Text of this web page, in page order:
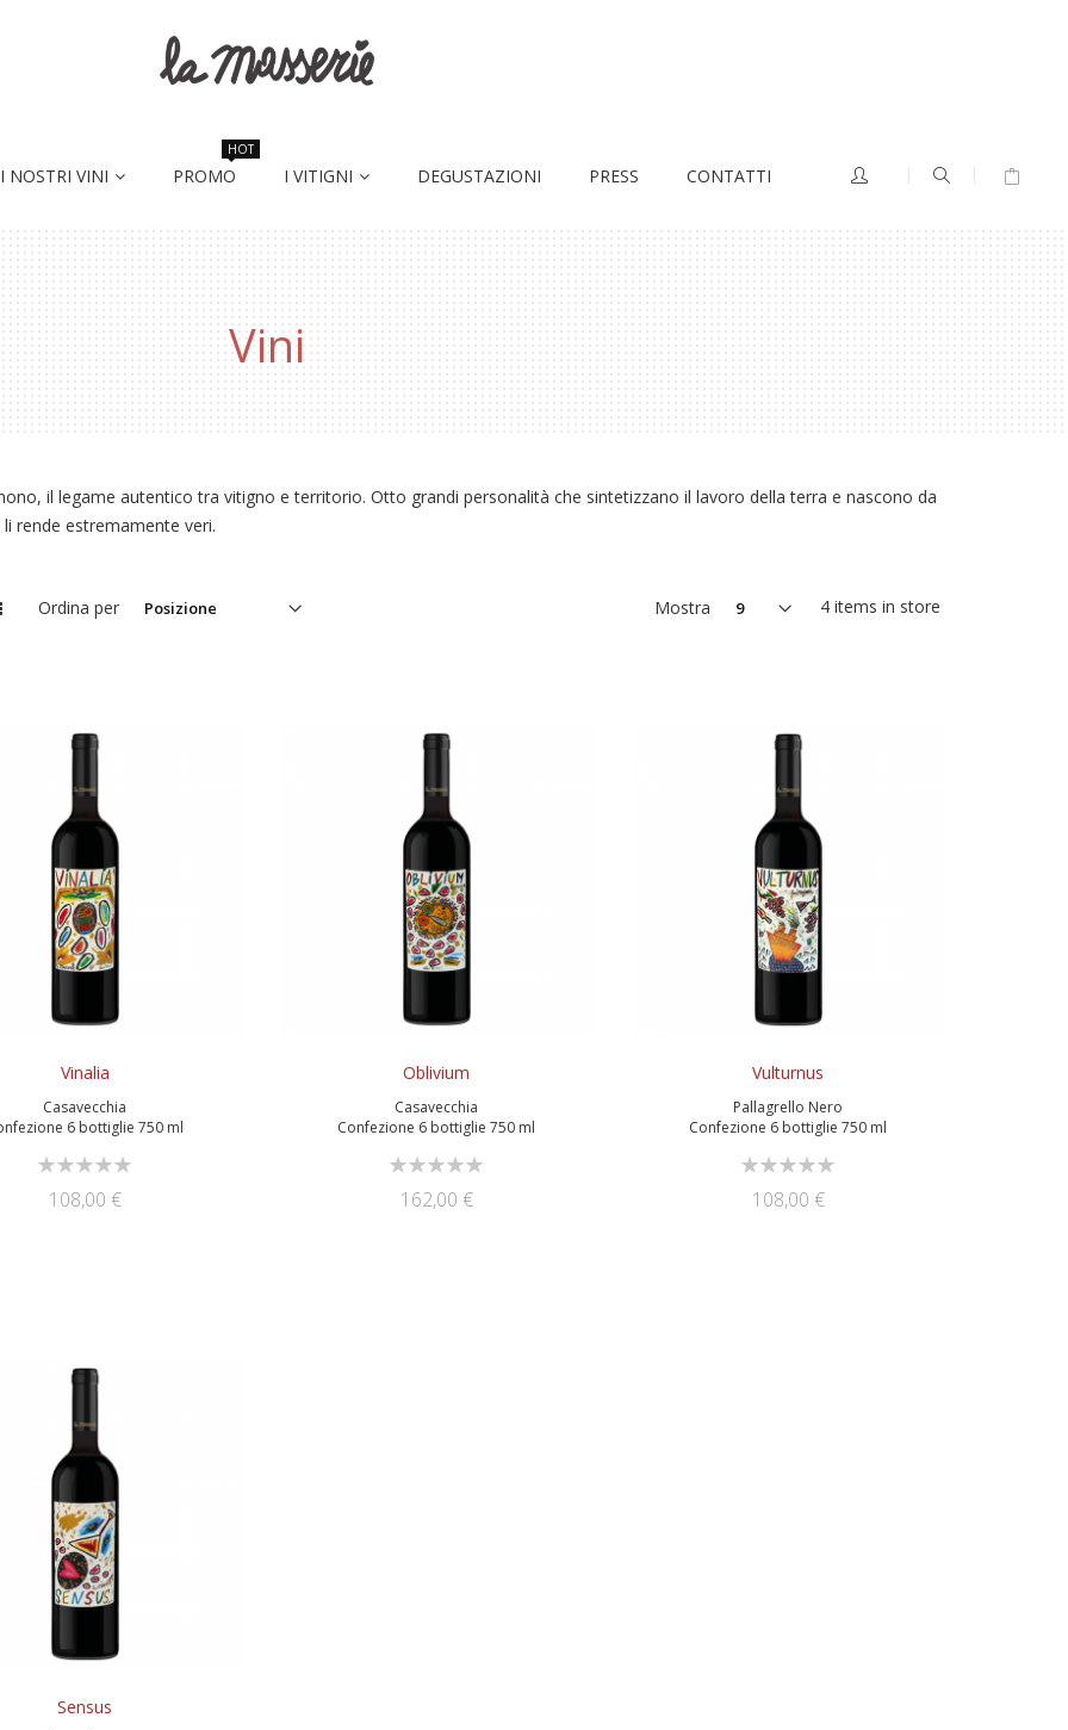
I NOSTRI VINI PROMO
HOT
I VITIGNI DEGUSTAZIONI PRESS CONTATTI
Vini
il legame autentico tra vitigno e territorio. Otto grandi personalità che sintetizzano il lavoro della terra e nascono da
rende estremamente veri.
4 items in store
Mostra
Ordina per
Vinalia
Casavecchia
6 bottiglie 750 ml
Rating:
108,00 €
Oblivium
Casavecchia
Confezione 6 bottiglie 750 ml
Rating:
162,00 €
Vulturnus
Pallagrello Nero
Confezione 6 bottiglie 750 ml
Rating:
108,00 €
Sensus